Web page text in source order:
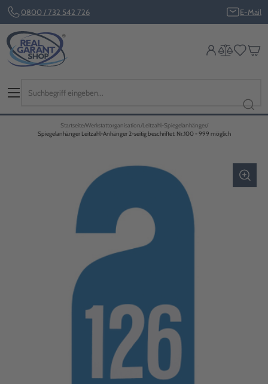
0800 / 732 542 726 E-Mail
Startseite Werkstattorganisation Leitzahl-Spiegelanhänger
Spiegelanhänger Leitzahl-Anhänger 2-seitig beschriftet: Nr.100 - 999 möglich